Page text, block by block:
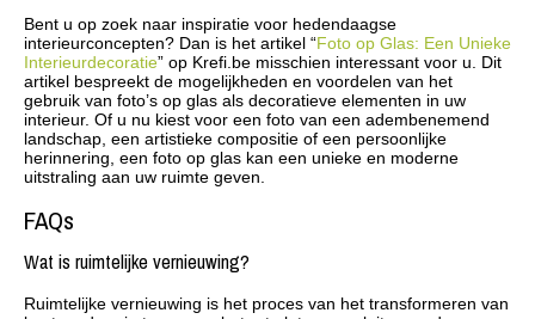
Bent u op zoek naar inspiratie voor hedendaagse
interieurconcepten? Dan is het artikel “Foto op Glas: Een Unieke
Interieurdecoratie” op Krefi.be misschien interessant voor u. Dit
artikel bespreekt de mogelijkheden en voordelen van het
gebruik van foto’s op glas als decoratieve elementen in uw
interieur. Of u nu kiest voor een foto van een adembenemend
landschap, een artistieke compositie of een persoonlijke
herinnering, een foto op glas kan een unieke en moderne
uitstraling aan uw ruimte geven.
FAQs
Wat is ruimtelijke vernieuwing?
Ruimtelijke vernieuwing is het proces van het transformeren van